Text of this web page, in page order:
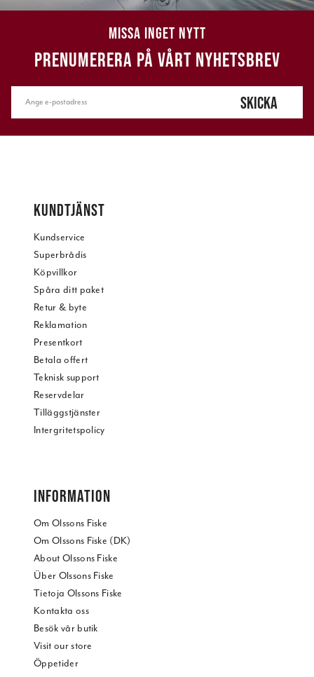
MISSA INGET NYTT
PRENUMERERA PÅ VÅRT NYHETSBREV
SKICKA
KUNDTJÄNST
Kundservice
Superbrådis
Köpvillkor
Spåra ditt paket
Retur & byte
Reklamation
Presentkort
Betala offert
Teknisk support
Reservdelar
Tilläggstjänster
Intergritetspolicy
INFORMATION
Om Olssons Fiske
Om Olssons Fiske (DK)
About Olssons Fiske
Über Olssons Fiske
Tietoja Olssons Fiske
Kontakta oss
Besök vår butik
Visit our store
Öppetider